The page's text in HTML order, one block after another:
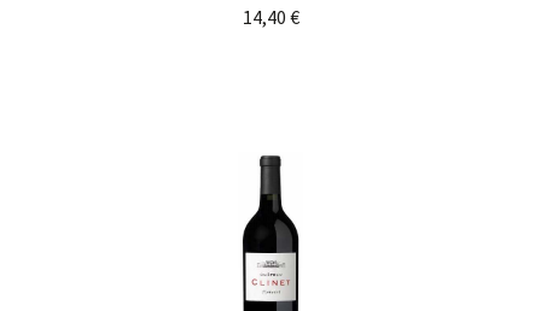
14,40 €